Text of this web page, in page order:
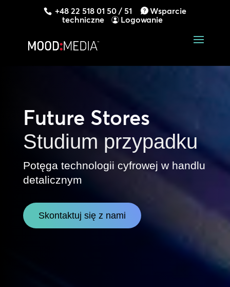
+48 22 518 01 50 / 51
Wsparcie
techniczne
Logowanie
Future Stores
Studium przypadku
Potęga technologii cyfrowej w handlu
detalicznym
Skontaktuj się z nami